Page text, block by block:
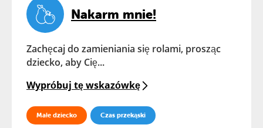
Nakarm mnie!
Zachęcaj do zamieniania się rolami, prosząc
dziecko, aby Cię...
Wypróbuj tę wskazówkę
Małe dziecko Czas przekąski